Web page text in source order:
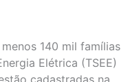
140 mil famílias
Elétrica (TSEE)
cadastradas na